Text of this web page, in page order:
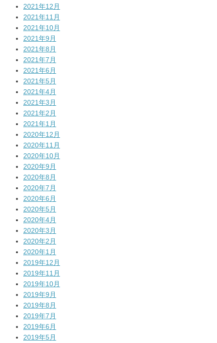
2021年12月
2021年11月
2021年10月
2021年9月
2021年8月
2021年7月
2021年6月
2021年5月
2021年4月
2021年3月
2021年2月
2021年1月
2020年12月
2020年11月
2020年10月
2020年9月
2020年8月
2020年7月
2020年6月
2020年5月
2020年4月
2020年3月
2020年2月
2020年1月
2019年12月
2019年11月
2019年10月
2019年9月
2019年8月
2019年7月
2019年6月
2019年5月